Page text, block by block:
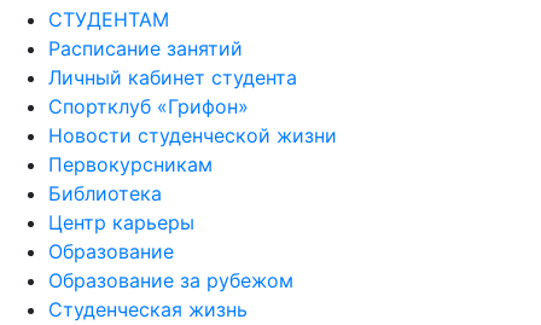
СТУДЕНТАМ
Расписание занятий
Личный кабинет студента
Спортклуб «Грифон»
Новости студенческой жизни
Первокурсникам
Библиотека
Центр карьеры
Образование
Образование за рубежом
Студенческая жизнь